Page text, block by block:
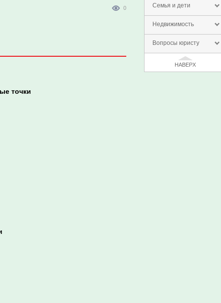
Семья и дети
Недвижимость
Вопросы юристу
НАВЕРХ
0
точки